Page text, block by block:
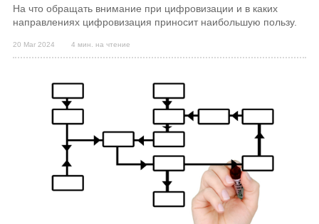
На что обращать внимание при цифровизации и в каких
направлениях цифровизация приносит наибольшую пользу.
20 Mar 2024 4 мин. на чтение